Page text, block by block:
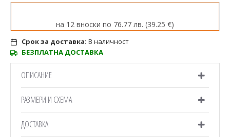
Срок за доставка: В наличност
БЕЗПЛАТНА ДОСТАВКА
на 12 вноски по 76.77 лв. (39.25 €)
ОПИСАНИЕ
РАЗМЕРИ И СХЕМА
ДОСТАВКА